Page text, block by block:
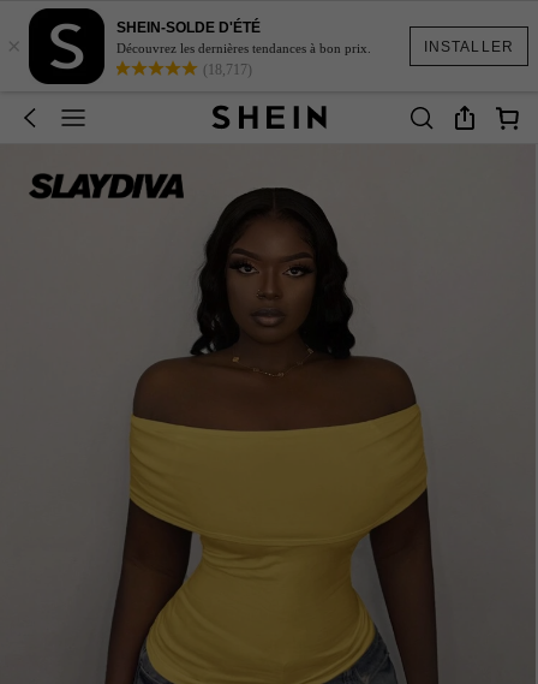
INSTALLER
×
SHEIN-SOLDE D'ÉTÉ
Découvrez les dernières tendances à bon prix.
(18,717)